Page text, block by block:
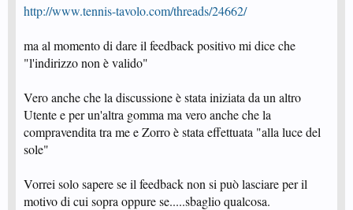
http://www.tennis-tavolo.com/threads/24662/
ma al momento di dare il feedback positivo mi dice che
"l'indirizzo non è valido"
Vero anche che la discussione è stata iniziata da un altro
Utente e per un'altra gomma ma vero anche che la
compravendita tra me e Zorro è stata effettuata "alla luce del
sole"
Vorrei solo sapere se il feedback non si può lasciare per il
motivo di cui sopra oppure se.....sbaglio qualcosa.